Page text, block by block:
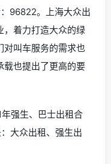
96822。上海大众出
，着力打造大众的绿
对叫车服务的需求也
载也提出了更高的要
强生、巴士出租合
大众出租、强生出